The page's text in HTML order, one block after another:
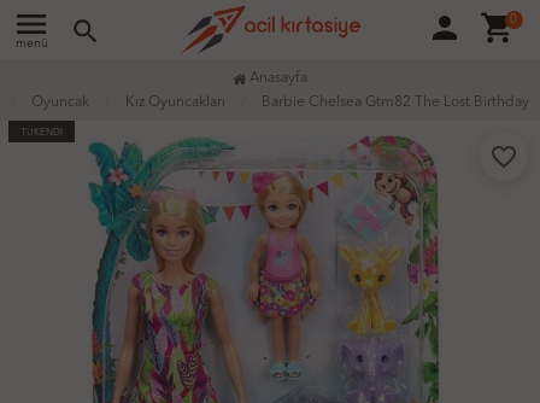
menu
menü search person shopping_cart
0
Anasayfa
Oyuncak
Kız Oyuncakları Barbie Chelsea Gtm82 The Lost Birthday
TÜKENDİ
favorite_border